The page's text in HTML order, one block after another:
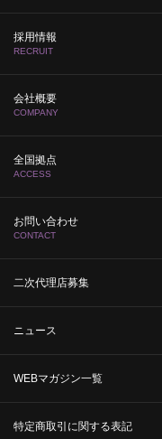
採用情報
RECRUIT
会社概要
COMPANY
全国拠点
ACCESS
お問い合わせ
CONTACT
二次代理店募集
ニュース
WEBマガジン一覧
特定商取引に関する表記